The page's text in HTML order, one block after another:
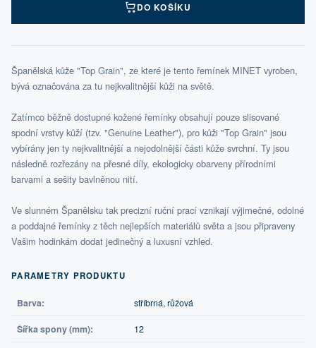
DO KOŠÍKU
Španělská kůže "Top Grain", ze které je tento řemínek MINET vyroben,
bývá označována za tu nejkvalitnější kůži na světě.
Zatímco běžně dostupné kožené řemínky obsahují pouze slisované
spodní vrstvy kůží (tzv. "Genuine Leather"), pro kůži "Top Grain" jsou
vybírány jen ty nejkvalitnější a nejodolnější části kůže svrchní. Ty jsou
následně rozřezány na přesné díly, ekologicky obarveny přírodními
barvami a sešity bavlněnou nití.
Ve slunném Španělsku tak precizní ruční prací vznikají výjimečné, odolné
a poddajné řemínky z těch nejlepších materiálů světa a jsou připraveny
Vašim hodinkám dodat jedinečný a luxusní vzhled.
PARAMETRY PRODUKTU
Barva: stříbrná, růžová
Šířka spony (mm): 12